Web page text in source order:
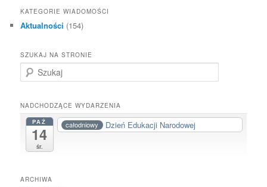
KATEGORIE WIADOMOŚCI
Aktualności (154)
SZUKAJ NA STRONIE
z
k
a
NADCHODZĄCE WYDARZENIA
PAŹ
14
śr.
całodniowy Dzień Edukacji Narodowej
ARCHIWA